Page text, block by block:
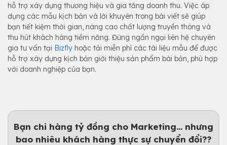
hỗ trợ xây dựng thương hiệu và gia tăng doanh thu. Việc áp
dụng các mẫu kịch bản và lời khuyên trong bài viết sẽ giúp
bạn tiết kiệm thời gian, nâng cao chất lượng truyền thông và
thu hút khách hàng tiềm năng. Đừng ngần ngại liên hệ chuyên
gia tư vấn tại Bizfly hoặc tải miễn phí các tài liệu mẫu để được
hỗ trợ xây dựng kịch bản giới thiệu sản phẩm bài bản, phù hợp
với doanh nghiệp của bạn.
Bạn chi hàng tỷ đồng cho Marketing... nhưng
bao nhiêu khách hàng thực sự chuyển đổi??